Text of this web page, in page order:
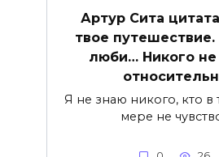
Артур Сита
твое путешествие.
люби… Никого
Я не знаю никого, кто в
мере не